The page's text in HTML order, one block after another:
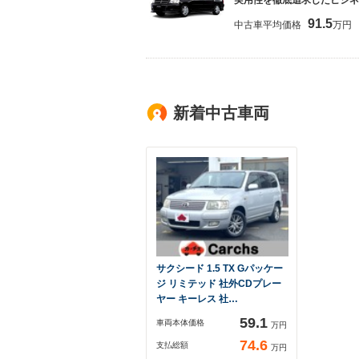
中古車平均価格 91.5万円
新着中古車両
サクシード 1.5 TX Gパッケー
ジ リミテッド 社外CDプレー
ヤー キーレス 社…
車両本体価格 59.1 万円
支払総額 74.6 万円